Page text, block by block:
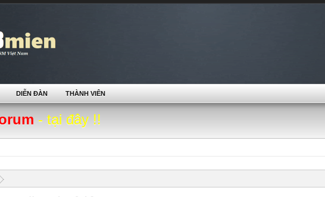
- tại đây !!
DIỄN ĐÀN THÀNH VIÊN